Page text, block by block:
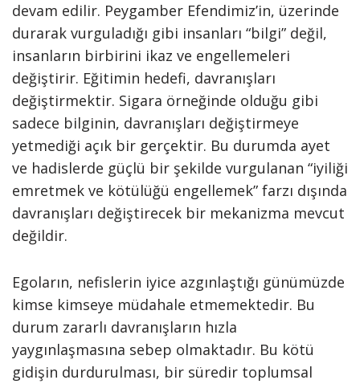
devam edilir. Peygamber Efendimiz’in, üzerinde
durarak vurguladığı gibi insanları “bilgi” değil,
insanların birbirini ikaz ve engellemeleri
değiştirir. Eğitimin hedefi, davranışları
değiştirmektir. Sigara örneğinde olduğu gibi
sadece bilginin, davranışları değiştirmeye
yetmediği açık bir gerçektir. Bu durumda ayet
ve hadislerde güçlü bir şekilde vurgulanan “iyiliği
emretmek ve kötülüğü engellemek” farzı dışında
davranışları değiştirecek bir mekanizma mevcut
değildir.
Egoların, nefislerin iyice azgınlaştığı günümüzde
kimse kimseye müdahale etmemektedir. Bu
durum zararlı davranışların hızla
yaygınlaşmasına sebep olmaktadır. Bu kötü
gidişin durdurulması, bir süredir toplumsal